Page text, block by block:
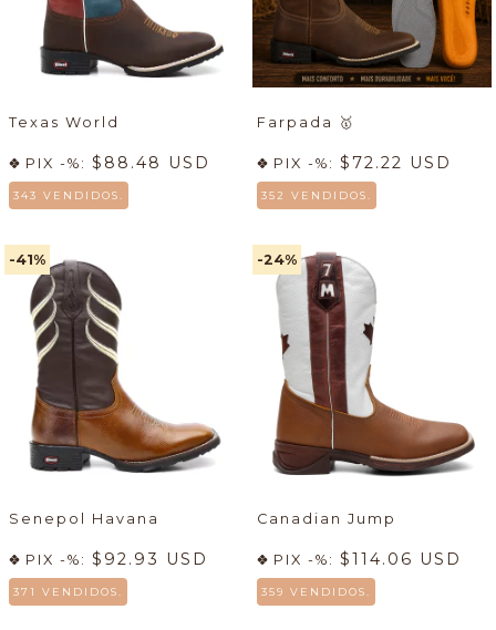
Texas World
PIX -%: $88.48 USD
343 VENDIDOS.
Farpada 🥇
PIX -%: $72.22 USD
352 VENDIDOS.
-41%
Senepol Havana
PIX -%: $92.93 USD
371 VENDIDOS.
-24%
Canadian Jump
PIX -%: $114.06 USD
359 VENDIDOS.